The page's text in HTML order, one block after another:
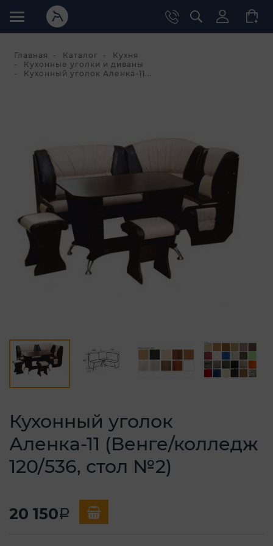
Главная Каталог
Кухня
Кухонные уголки и диваны
Кухонный уголок Аленка-11...
Кухонный уголок
Аленка-11 (Венге/колледж
120/536, стол №2)
20 150a